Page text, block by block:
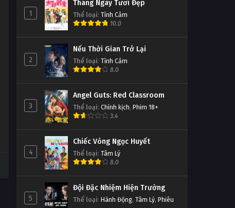
1
Tháng Ngày Tươi Đẹp
Thể loại: Tình Cảm
10.0
2
Nếu Thời Gian Trở Lại
Thể loại: Tình Cảm
8.0
3
Angel Guts: Red Classroom
Thể loại: Chính kịch, Phim 18+
3.4
4
Chiếc Vòng Ngọc Huyết
Thể loại: Tâm Lý
8.0
5
Đội Đặc Nhiệm Hiện Trường
Thể loại: Hành Động, Tâm Lý, Phiêu